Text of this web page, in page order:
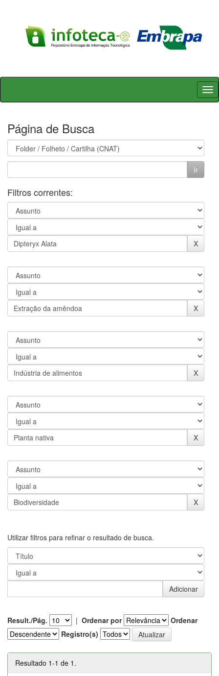
Skip
Página de Busca
Filtros correntes:
Utilizar filtros para refinar o resultado de busca.
Result./Pág. | Ordenar por
Ordenar
Registro(s)
Resultado 1-1 de 1.